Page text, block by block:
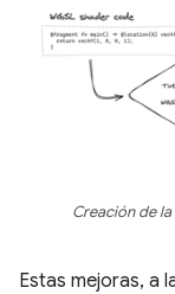
Creación de
Estas mejoras, a